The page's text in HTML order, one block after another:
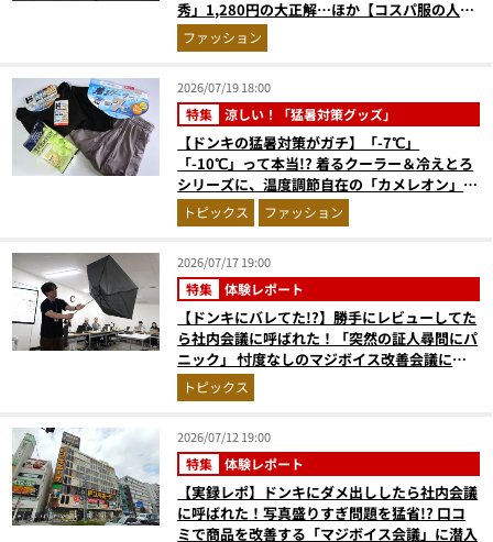
秀」1,280円の大正解…ほか【コスパ服の人気
記事ランキングベスト3】（2026年6月版）
ファッション
2026/07/19 18:00
特集 涼しい！「猛暑対策グッズ」
【ドンキの猛暑対策がガチ】「-7℃」
「-10℃」って本当!? 着るクーラー＆冷えとろ
シリーズに、温度調節自在の「カメレオン」イ
ンナーをチェック！
トピックス ファッション
2026/07/17 19:00
特集 体験レポート
【ドンキにバレてた!?】勝手にレビューしてた
ら社内会議に呼ばれた！「突然の証人尋問にパ
ニック」 忖度なしのマジボイス改善会議に潜
入（後編）
トピックス
2026/07/12 19:00
特集 体験レポート
【実録レポ】ドンキにダメ出ししたら社内会議
に呼ばれた！写真盛りすぎ問題を猛省!? 口コ
ミで商品を改善する「マジボイス会議」に潜入